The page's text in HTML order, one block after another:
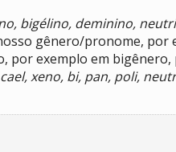
bigélino, deminino,
gênero/pronome, por
exemplo em
cael, xeno, bi, pan, poli,